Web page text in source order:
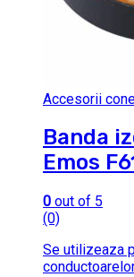
Accesorii
Banda
Emos
0 out of 5
(0)
Se utilizeaza